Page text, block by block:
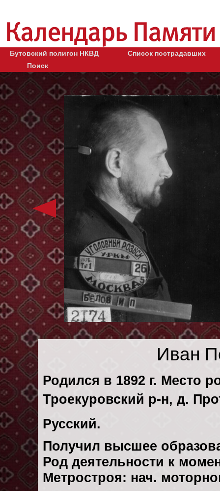
Бутовский полигон НКВД
Список пострадавших
Поиск
Иван
Родился в 1892 г. Место
Троекуровский р-н, д.
Русский.
Получил высшее
Род деятельности к
Метростроя: нач.